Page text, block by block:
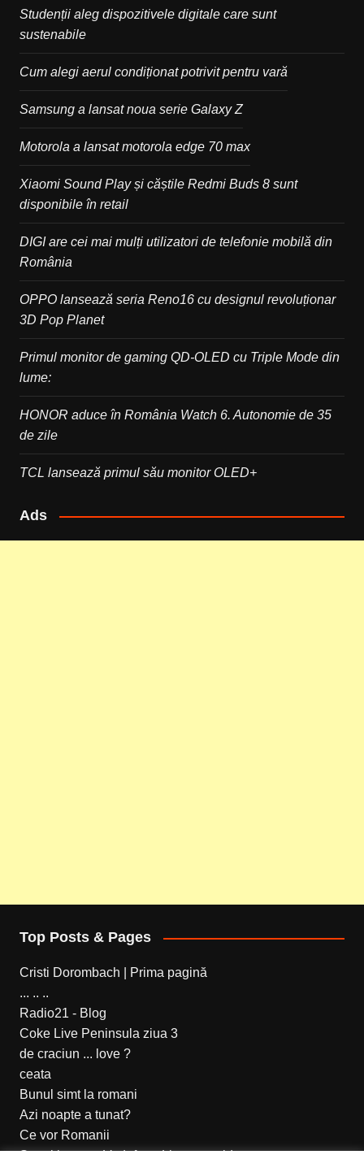
Studenții aleg dispozitivele digitale care sunt
sustenabile
Cum alegi aerul condiționat potrivit pentru vară
Samsung a lansat noua serie Galaxy Z
Motorola a lansat motorola edge 70 max
Xiaomi Sound Play și căștile Redmi Buds 8 sunt
disponibile în retail
DIGI are cei mai mulți utilizatori de telefonie mobilă din
România
OPPO lansează seria Reno16 cu designul revoluționar
3D Pop Planet
Primul monitor de gaming QD-OLED cu Triple Mode din
lume:
HONOR aduce în România Watch 6. Autonomie de 35
de zile
TCL lansează primul său monitor OLED+
Ads
Top Posts & Pages
Cristi Dorombach | Prima pagină
... .. ..
Radio21 - Blog
Coke Live Peninsula ziua 3
de craciun ... love ?
ceata
Bunul simt la romani
Azi noapte a tunat?
Ce vor Romanii
Setari internet Vodafone Live prepaid